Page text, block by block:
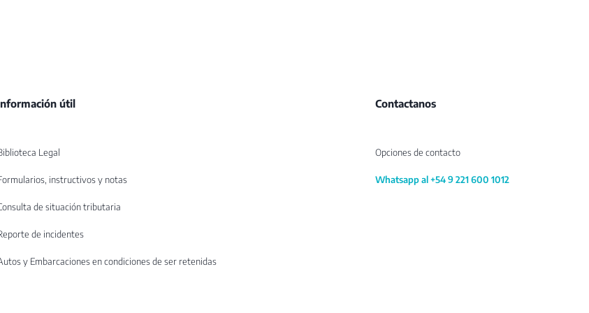
útil
Legal
instructivos y notas
de situación tributaria
de incidentes
y Embarcaciones en condiciones de ser retenidas
Contactanos
Opciones de contacto
Whatsapp al +54 9 221 600 1012